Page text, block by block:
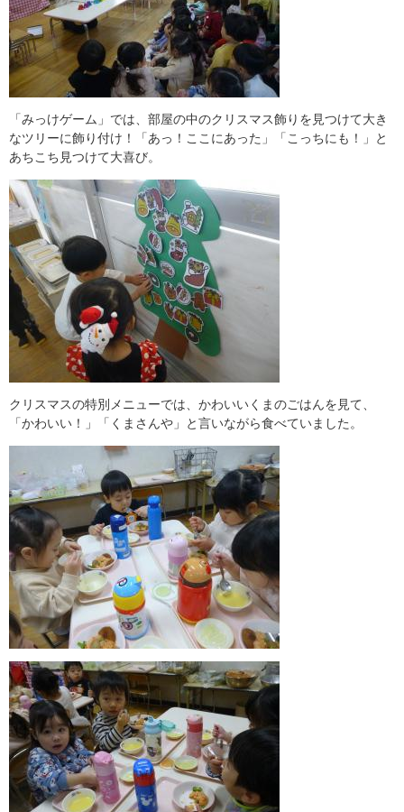
「みっけゲーム」では、部屋の中のクリスマス飾りを見つけて大き
なツリーに飾り付け！「あっ！ここにあった」「こっちにも！」と
あちこち見つけて大喜び。
クリスマスの特別メニューでは、かわいいくまのごはんを見て、
「かわいい！」「くまさんや」と言いながら食べていました。